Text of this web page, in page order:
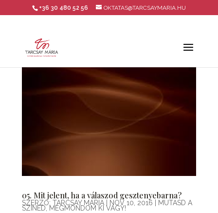
+36 30 480 52 56 OKTATAS@TARCSAYMARIA.HU
05. Mit jelent, ha a válaszod gesztenyebarna?
SZERZŐ: TARCSAY MÁRIA| NOV 10, 2016 MUTASD A
SZÍNED, MEGMONDOM KI VAGY!